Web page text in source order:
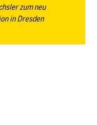
zum neu
in Dresden